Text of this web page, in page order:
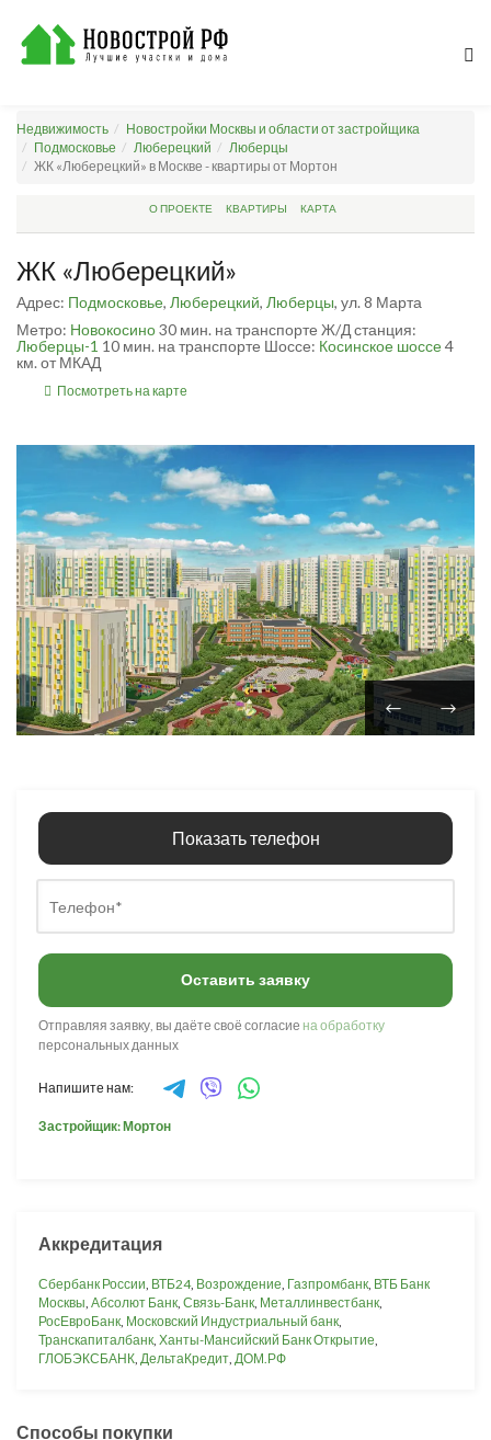
Недвижимость
Новостройки Москвы и области от застройщика
Подмосковье
Люберецкий
Люберцы
ЖК «Люберецкий» в Москве - квартиры от Мортон
О ПРОЕКТЕ КВАРТИРЫ КАРТА
ЖК «Люберецкий»
Адрес: Подмосковье, Люберецкий, Люберцы, ул. 8 Марта
Метро: Новокосино30 мин. на транспорте Ж/Д станция:
Люберцы-1 10 мин. на транспорте Шоссе: Косинское шоссе4
км. от МКАД
Посмотреть на карте
Показать телефон
Оставить заявку
Отправляя заявку, вы даёте своё согласие на обработку
персональных данных
Напишите нам:
Застройщик: Мортон
Аккредитация
Сбербанк России, ВТБ24, Возрождение, Газпромбанк, ВТБ Банк
Москвы, Абсолют Банк, Связь-Банк, Металлинвестбанк,
РосЕвроБанк, Московский Индустриальный банк,
Транскапиталбанк, Ханты-Мансийский Банк Открытие,
ГЛОБЭКСБАНК, ДельтаКредит, ДОМ.РФ
Способы покупки